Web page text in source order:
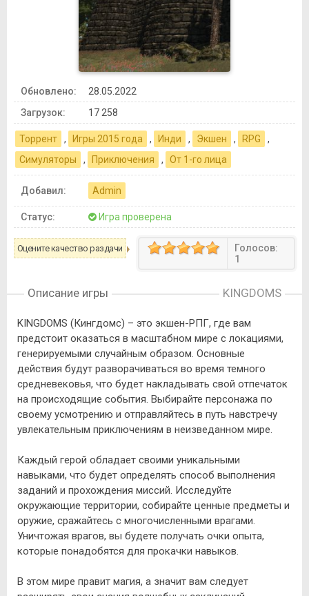
Обновлено:
28.05.2022
Загрузок:
17 258
Торрент , Игры 2015 года , Инди , Экшен , RPG
,
Симуляторы
, Приключения , От 1-го лица
Добавил: Admin
Статус: Игра проверена
Оцените качество раздачи
Голосов:
1
Описание игры KINGDOMS
KINGDOMS (Кингдомс) – это экшен-РПГ, где вам
предстоит оказаться в масштабном мире с локациями,
генерируемыми случайным образом. Основные
действия будут разворачиваться во время темного
средневековья, что будет накладывать свой отпечаток
на происходящие события. Выбирайте персонажа по
своему усмотрению и отправляйтесь в путь навстречу
увлекательным приключениям в неизведанном мире.
Каждый герой обладает своими уникальными
навыками, что будет определять способ выполнения
заданий и прохождения миссий. Исследуйте
окружающие территории, собирайте ценные предметы и
оружие, сражайтесь с многочисленными врагами.
Уничтожая врагов, вы будете получать очки опыта,
которые понадобятся для прокачки навыков.
В этом мире правит магия, а значит вам следует